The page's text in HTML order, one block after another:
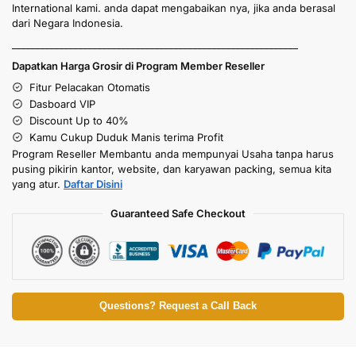
International kami. anda dapat mengabaikan nya, jika anda berasal
dari Negara Indonesia.
Dapatkan Harga Grosir di Program Member Reseller
Fitur Pelacakan Otomatis
Dasboard VIP
Discount Up to 40%
Kamu Cukup Duduk Manis terima Profit
Program Reseller Membantu anda mempunyai Usaha tanpa harus
pusing pikirin kantor, website, dan karyawan packing, semua kita
yang atur. Daftar Disini
Guaranteed Safe Checkout
Questions? Request a Call Back